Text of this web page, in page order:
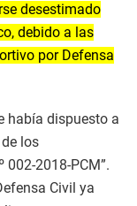
desestimado
debido a las
por Defensa
había dispuesto a
los
002-2018-PCM”.
Civil ya